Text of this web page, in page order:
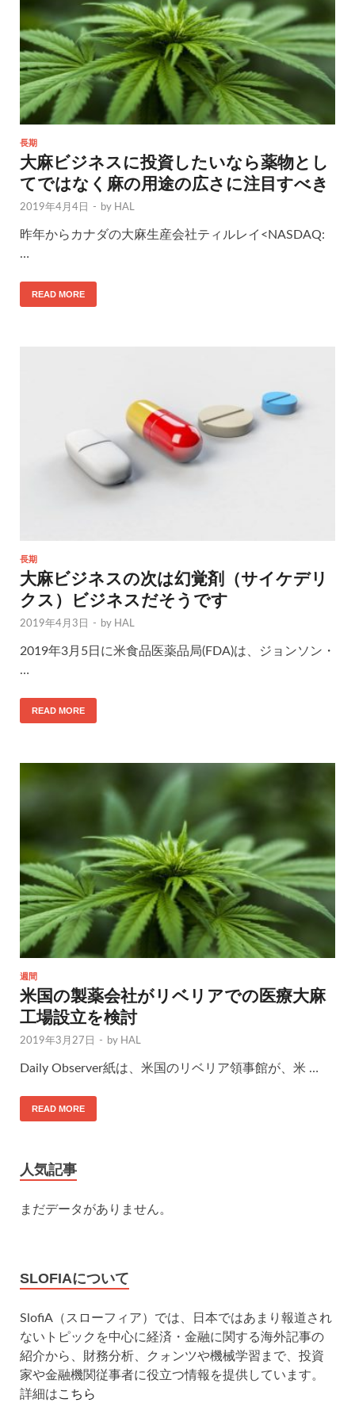
長期
大麻ビジネスに投資したいなら薬物とし
てではなく麻の用途の広さに注目すべき
2019年4月4日 - by HAL
昨年からカナダの大麻生産会社ティルレイ<NASDAQ:
…
READ MORE
長期
大麻ビジネスの次は幻覚剤（サイケデリ
クス）ビジネスだそうです
2019年4月3日 - by HAL
2019年3月5日に米食品医薬品局(FDA)は、ジョンソン・
…
READ MORE
週間
米国の製薬会社がリベリアでの医療大麻
工場設立を検討
2019年3月27日 - by HAL
Daily Observer紙は、米国のリベリア領事館が、米 …
READ MORE
人気記事
まだデータがありません。
SLOFIAについて
SlofiA（スローフィア）では、日本ではあまり報道され
ないトピックを中心に経済・金融に関する海外記事の
紹介から、財務分析、クォンツや機械学習まで、投資
家や金融機関従事者に役立つ情報を提供しています。
詳細はこちら